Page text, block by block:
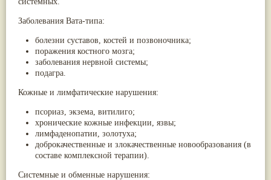
Заболевания Вата-типа:
болезни суставов, костей и позвоночника;
поражения костного мозга;
заболевания нервной системы;
подагра.
Кожные и лимфатические нарушения:
псориаз, экзема, витилиго;
хронические кожные инфекции, язвы;
лимфаденопатии, золотуха;
доброкачественные и злокачественные новообразования (в
составе комплексной терапии).
Системные и обменные нарушения: